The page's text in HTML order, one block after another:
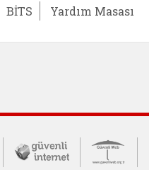
BİTS Yardım Masası
İletişim Merkezi
Çocuklar Güvende (yeni
Güvenli